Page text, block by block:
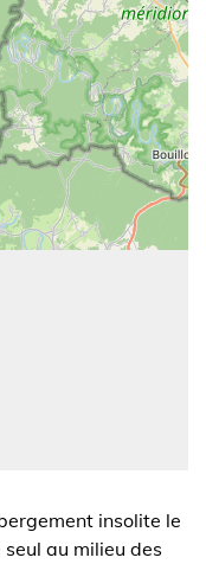
insolite le
au milieu des